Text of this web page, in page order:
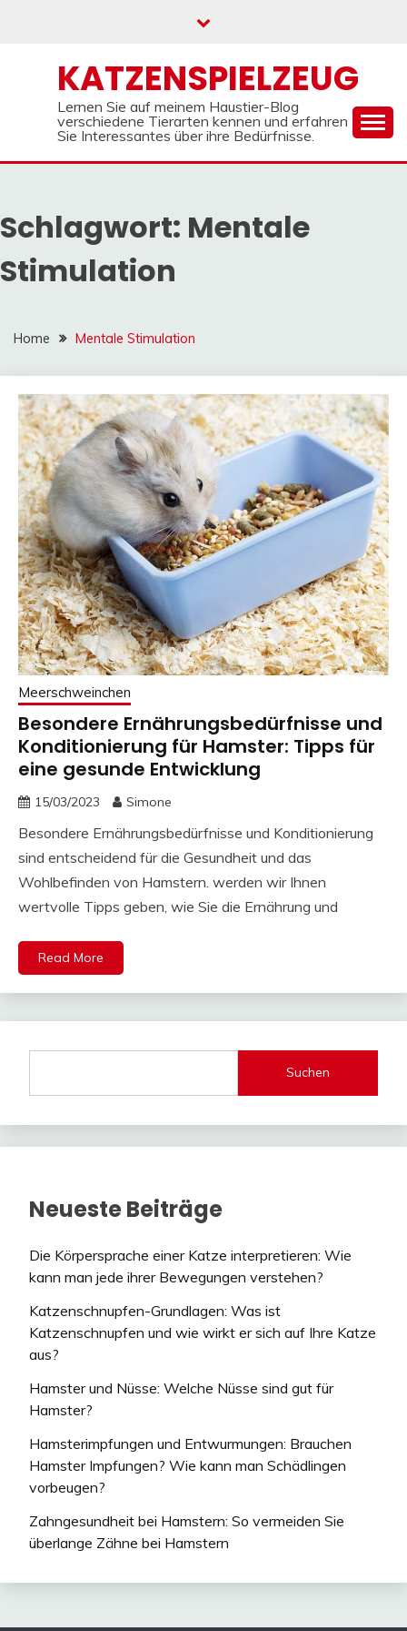
KATZENSPIELZEUG
Lernen Sie auf meinem Haustier-Blog
verschiedene Tierarten kennen und erfahren
Sie Interessantes über ihre Bedürfnisse.
Schlagwort: Mentale
Stimulation
Home Mentale Stimulation
Meerschweinchen
Besondere Ernährungsbedürfnisse und
Konditionierung für Hamster: Tipps für
eine gesunde Entwicklung
15/03/2023 Simone
Besondere Ernährungsbedürfnisse und Konditionierung
sind entscheidend für die Gesundheit und das
Wohlbefinden von Hamstern. werden wir Ihnen
wertvolle Tipps geben, wie Sie die Ernährung und
Read More
Suchen
Neueste Beiträge
Die Körpersprache einer Katze interpretieren: Wie
kann man jede ihrer Bewegungen verstehen?
Katzenschnupfen-Grundlagen: Was ist
Katzenschnupfen und wie wirkt er sich auf Ihre Katze
aus?
Hamster und Nüsse: Welche Nüsse sind gut für
Hamster?
Hamsterimpfungen und Entwurmungen: Brauchen
Hamster Impfungen? Wie kann man Schädlingen
vorbeugen?
Zahngesundheit bei Hamstern: So vermeiden Sie
überlange Zähne bei Hamstern